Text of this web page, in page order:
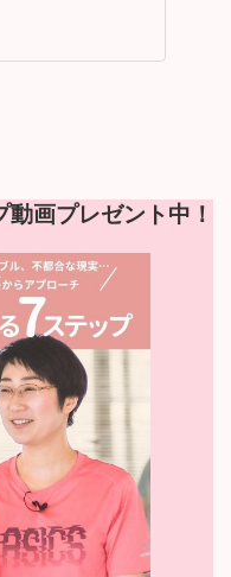
画プレゼント中！